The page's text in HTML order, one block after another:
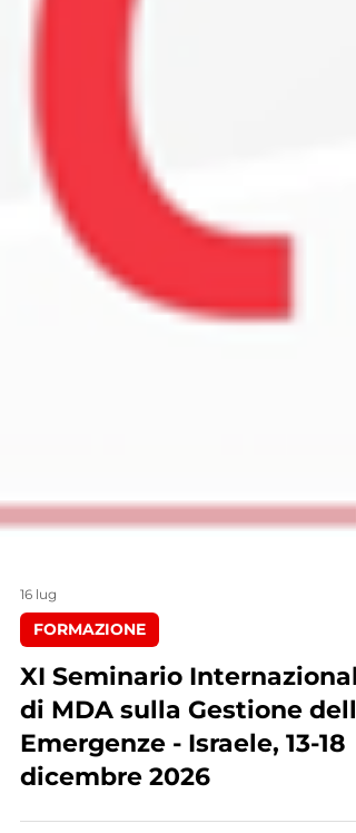
16 lug
FORMAZIONE
XI Seminario
di MDA sulla Gestione
Emergenze - Israele, 13-18
dicembre 2026